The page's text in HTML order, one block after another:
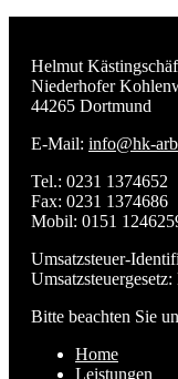
Helmut
Niederhofer
44265 Dortmund
E-Mail: info@hk-
Tel.: 0231 1374652
Fax: 0231 1374686
Mobil: 0151
Umsatzsteuer-
Bitte beachten Sie
Home
Leistungen